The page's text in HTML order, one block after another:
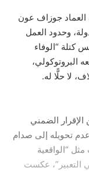
العماد جوزاف عون
وحدود العمل
كتلة “الوفاء
البروتوكولي،
لا حلًّا له.
الضمني
تحويله إلى صدام
“الواقعية
التعبير”، عكست